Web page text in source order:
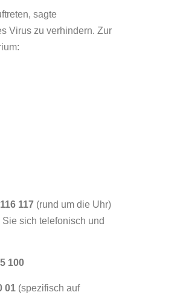
sagte
Virus zu verhindern. Zur
117 (rund um die Uhr)
sich telefonisch und
100
01 (spezifisch auf